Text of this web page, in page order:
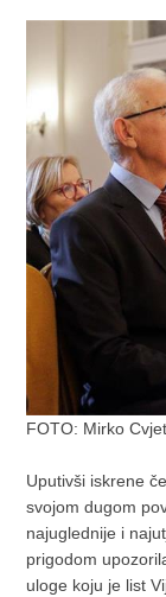
FOTO: Mirko
Uputivši iskrene
svojom dugom
najuglednije i
prigodom
uloge koju je list